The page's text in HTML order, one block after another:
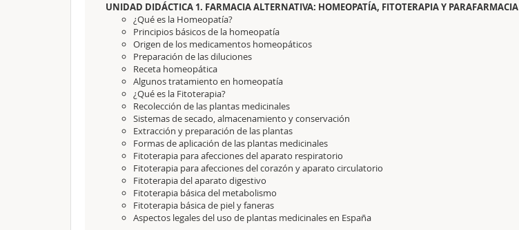
UNIDAD DIDÁCTICA 1. FARMACIA ALTERNATIVA: HOMEOPATÍA, FITOTERAPIA Y PARAFARMACIA
¿Qué es la Homeopatía?
Principios básicos de la homeopatía
Origen de los medicamentos homeopáticos
Preparación de las diluciones
Receta homeopática
Algunos tratamiento en homeopatía
¿Qué es la Fitoterapia?
Recolección de las plantas medicinales
Sistemas de secado, almacenamiento y conservación
Extracción y preparación de las plantas
Formas de aplicación de las plantas medicinales
Fitoterapia para afecciones del aparato respiratorio
Fitoterapia para afecciones del corazón y aparato circulatorio
Fitoterapia del aparato digestivo
Fitoterapia básica del metabolismo
Fitoterapia básica de piel y faneras
Aspectos legales del uso de plantas medicinales en España